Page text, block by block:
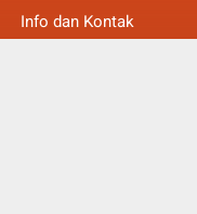
Info dan Kontak